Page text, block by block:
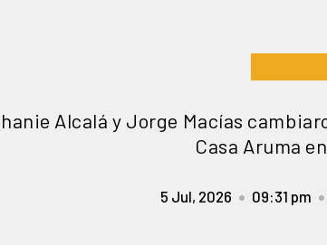
Alcalá y Jorge Macías
Casa Aruma
5 Jul, 2026 09:31 pm